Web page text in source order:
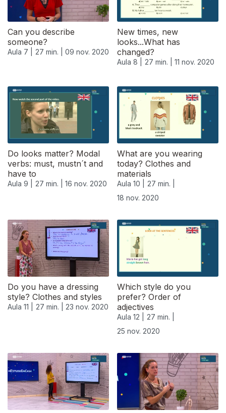
Can you describe
someone?
Aula 7 | 27 min. | 09 nov. 2020
New times, new
looks...What has
changed?
Aula 8 | 27 min. | 11 nov. 2020
Do looks matter? Modal
verbs: must, mustn´t and
have to
Aula 9 | 27 min. | 16 nov. 2020
What are you wearing
today? Clothes and
materials
Aula 10 |
27 min. |
18 nov. 2020
Do you have a dressing
style? Clothes and styles
Aula 11 | 27 min. | 23 nov. 2020
Which style do you
prefer? Order of
adjectives
Aula 12 |
27 min. |
25 nov. 2020
508184